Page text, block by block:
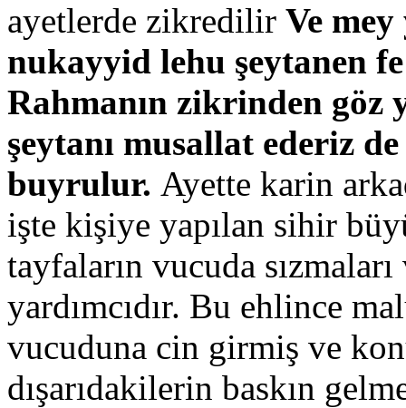
ayetlerde zikredilir Ve
nukayyid lehu şeytanen
Rahmanın zikrinden göz
şeytanı musallat ederiz
buyrulur. Ayette karin
işte kişiye yapılan sihir
tayfaların vucuda
yardımcıdır. Bu ehlince
vucuduna cin girmiş ve
dışarıdakilerin baskın